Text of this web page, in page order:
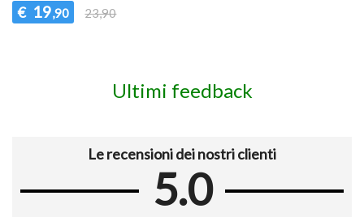
€ 19,90 23,90
Ultimi feedback
Le recensioni dei nostri clienti
5.0